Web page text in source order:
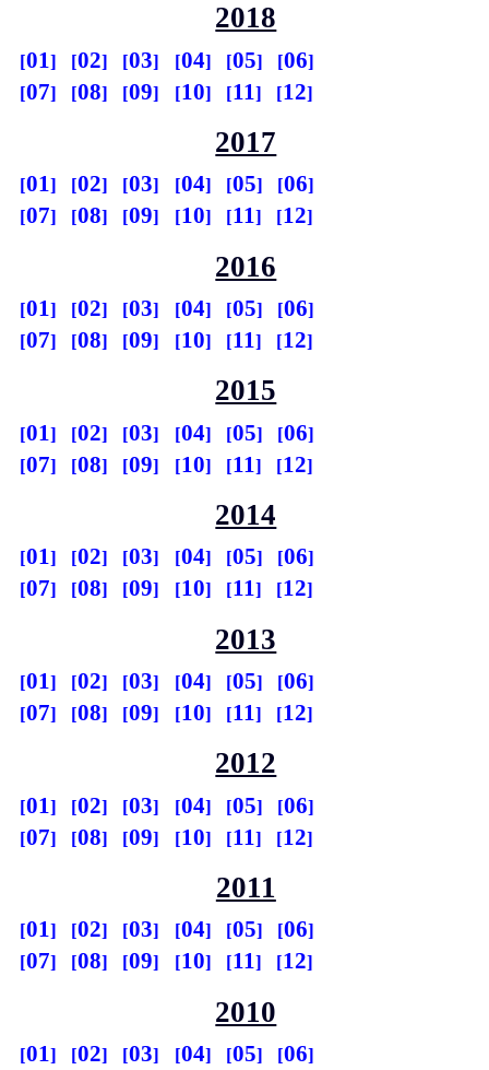
2018
01 02 03 04 05
06
07
08 09 10 11 12
2017
01 02 03 04 05
06
07
08 09 10 11 12
2016
01 02 03 04 05
06
07
08 09 10 11 12
2015
01 02 03 04 05
06
07
08 09 10 11 12
2014
01 02 03 04 05
06
07
08 09 10 11 12
2013
01 02 03 04 05
06
07
08 09 10 11 12
2012
01 02 03 04 05
06
07
08 09 10 11 12
2011
01 02 03 04 05
06
07
08 09 10 11 12
2010
01 02 03 04 05
06